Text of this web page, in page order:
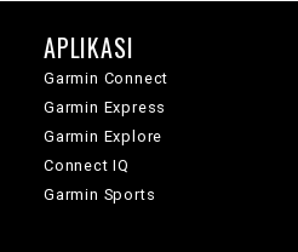
APLIKASI
Garmin Connect
Garmin Express
Garmin Explore
Connect IQ
Garmin Sports